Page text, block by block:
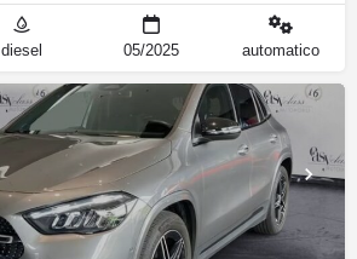
diesel 05/2025 automatico